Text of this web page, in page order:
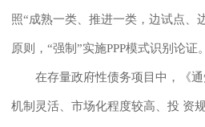
照“成熟一类、推进一类，边试点、
原则，“强制”实施PPP模式识别论证。
在存量政府性债务项目中，《通
机制灵活、市场化程度较高、投 资